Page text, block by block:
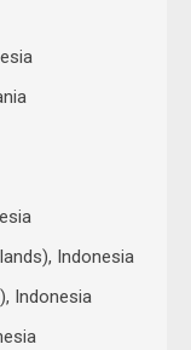
Indonesia
Indonesia